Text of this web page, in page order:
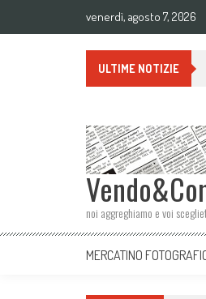
venerdì, agosto 7, 2026
ULTIME NOTIZIE
noi aggreghiamo e voi
MERCATINO